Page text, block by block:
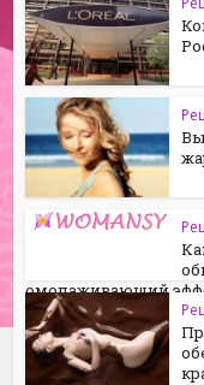
омолаживающий